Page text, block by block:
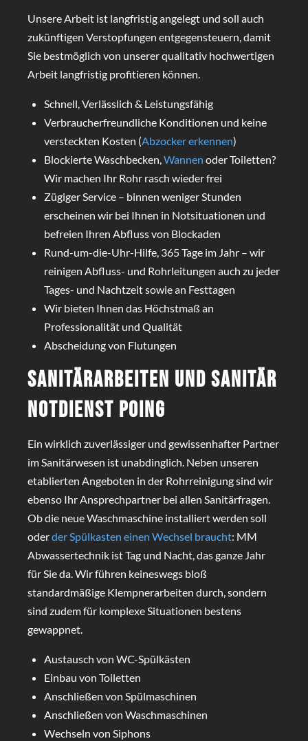
Unsere Arbeit ist langfristig angelegt und soll auch
zukünftigen Verstopfungen entgegensteuern, damit
Sie bestmöglich von unserer qualitativ hochwertigen
Arbeit langfristig profitieren können.
Schnell, Verlässlich & Leistungsfähig
Verbraucherfreundliche Konditionen und keine
versteckten Kosten (Abzocker erkennen)
Blockierte Waschbecken, Wannen oder Toiletten?
Wir machen Ihr Rohr rasch wieder frei
Zügiger Service – binnen weniger Stunden
erscheinen wir bei Ihnen in Notsituationen und
befreien Ihren Abfluss von Blockaden
Rund-um-die-Uhr-Hilfe, 365 Tage im Jahr – wir
reinigen Abfluss- und Rohrleitungen auch zu jeder
Tages- und Nachtzeit sowie an Festtagen
Wir bieten Ihnen das Höchstmaß an
Professionalität und Qualität
Abscheidung von Flutungen
Sanitärarbeiten und Sanitär
Notdienst Poing
Ein wirklich zuverlässiger und gewissenhafter Partner
im Sanitärwesen ist unabdinglich. Neben unseren
etablierten Angeboten in der Rohrreinigung sind wir
ebenso Ihr Ansprechpartner bei allen Sanitärfragen.
Ob die neue Waschmaschine installiert werden soll
oderder Spülkasten einen Wechsel braucht: MM
Abwassertechnik ist Tag und Nacht, das ganze Jahr
für Sie da. Wir führen keineswegs bloß
standardmäßige Klempnerarbeiten durch, sondern
sind zudem für komplexe Situationen bestens
gewappnet.
Austausch von WC-Spülkästen
Einbau von Toiletten
Anschließen von Spülmaschinen
Anschließen von Waschmaschinen
Wechseln von Siphons